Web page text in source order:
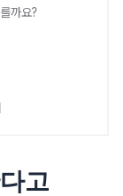
까요?
고